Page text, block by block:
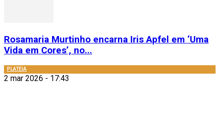
Rosamaria Murtinho encarna Iris Apfel em ‘Uma
Vida em Cores’, no...
PLATEIA
2 mar 2026 - 17:43